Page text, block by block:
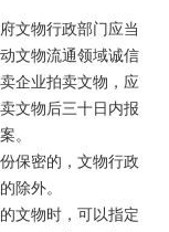
物行政部门应当
文物流通领域诚信
企业拍卖文物，应
文物后三十日内报
。
保密的，文物行政
除外。
物时，可以指定